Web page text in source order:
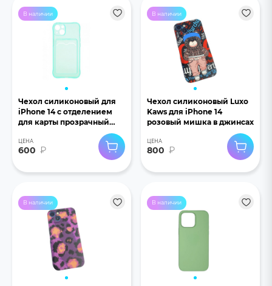
В наличии
Чехол силиконовый для
iPhone 14 с отделением
для карты прозрачный
ЦЕНА
600 ₽
В наличии
Чехол силиконовый Luxo
Kaws для iPhone 14
розовый мишка в джинсах
ЦЕНА
800 ₽
В наличии В наличии